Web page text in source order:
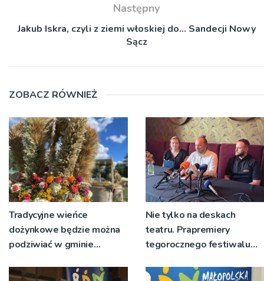
Następny
Jakub Iskra, czyli z ziemi włoskiej do… Sandecji Nowy
Sącz
ZOBACZ RÓWNIEŻ
Tradycyjne wieńce
dożynkowe będzie można
podziwiać w gminie
Nie tylko na deskach
teatru. Prapremiery
tegorocznego festiwalu
niecodziennych